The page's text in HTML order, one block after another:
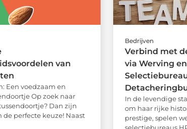
van
Een voedzaam en
Op zoek naar
Dan zijn
de perfecte keuze! Naast
Bedrijven
Verbind met
via Werving en
In de levendige
om haar rijke
prestige, spelen